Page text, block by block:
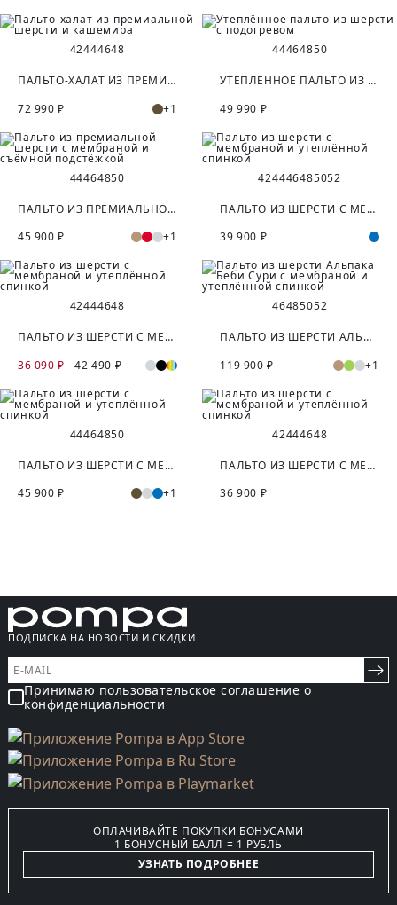
42444648
ПАЛЬТО-ХАЛАТ ИЗ ПРЕМИАЛЬНОЙ ШЕРСТИ И КАШЕМИРА
72 990 ₽
+1
44464850
УТЕПЛЁННОЕ ПАЛЬТО ИЗ ШЕРСТИ С ПОДОГРЕВОМ
49 990 ₽
44464850
ПАЛЬТО ИЗ ПРЕМИАЛЬНОЙ ШЕРСТИ С МЕМБРАНОЙ И СЪЁМНОЙ ПОДСТЁЖКОЙ
45 900 ₽
+1
424446485052
ПАЛЬТО ИЗ ШЕРСТИ С МЕМБРАНОЙ И УТЕПЛЁННОЙ СПИНКОЙ
39 900 ₽
42444648
ПАЛЬТО ИЗ ШЕРСТИ С МЕМБРАНОЙ И УТЕПЛЁННОЙ СПИНКОЙ
36 090 ₽
42 490 ₽
46485052
ПАЛЬТО ИЗ ШЕРСТИ АЛЬПАКА БЕБИ СУРИ С МЕМБРАНОЙ И УТЕПЛЁННОЙ СПИНКОЙ
119 900 ₽
+1
44464850
ПАЛЬТО ИЗ ШЕРСТИ С МЕМБРАНОЙ И УТЕПЛЁННОЙ СПИНКОЙ
45 900 ₽
+1
42444648
ПАЛЬТО ИЗ ШЕРСТИ С МЕМБРАНОЙ И УТЕПЛЁННОЙ СПИНКОЙ
36 900 ₽
ПОДПИСКА НА НОВОСТИ И СКИДКИ
Принимаю пользовательское соглашение о
конфиденциальности
ОПЛАЧИВАЙТЕ ПОКУПКИ БОНУСАМИ
1 БОНУСНЫЙ БАЛЛ = 1 РУБЛЬ
УЗНАТЬ ПОДРОБНЕЕ